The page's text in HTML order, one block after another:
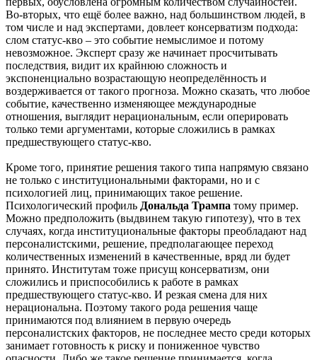
Во-вторых, что ещё более важно, над большинством людей, в
том числе и над экспертами, довлеет консерватизм подхода:
слом статус-кво – это событие немыслимое и потому
невозможное. Эксперт сразу же начинает просчитывать
последствия, видит их крайнюю сложность и
экспоненциально возрастающую неопределённость и
воздерживается от такого прогноза. Можно сказать, что любое
событие, качественно изменяющее международные
отношения, выглядит нерациональным, если оперировать
только теми аргументами, которые сложились в рамках
предшествующего статус-кво.
Кроме того, принятие решения такого типа напрямую связано
не только с институциональными факторами, но и с
психологией лиц, принимающих такое решение.
Психологический профиль Дональда Трампа тому пример.
Можно предположить (выдвинем такую гипотезу), что в тех
случаях, когда институциональные факторы преобладают над
персоналистскими, решение, предполагающее переход
количественных изменений в качественные, вряд ли будет
принято. Институтам тоже присущ консерватизм, они
сложились и приспособились к работе в рамках
предшествующего статус-кво. И резкая смена для них
нерациональна. Поэтому такого рода решения чаще
принимаются под влиянием в первую очередь
персоналистских факторов, не последнее место среди которых
занимает готовность к риску и пониженное чувство